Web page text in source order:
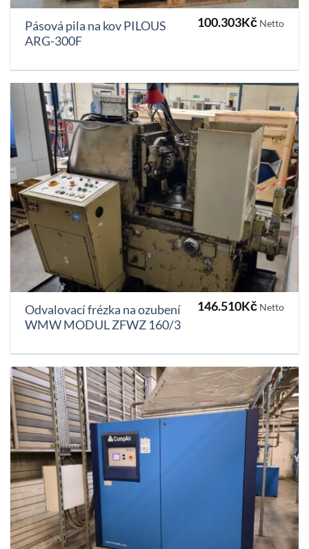
Pásová pila na kov PILOUS
ARG-300F
100.303Kč Netto
Odvalovací frézka na ozubení
WMW MODUL ZFWZ 160/3
146.510Kč Netto